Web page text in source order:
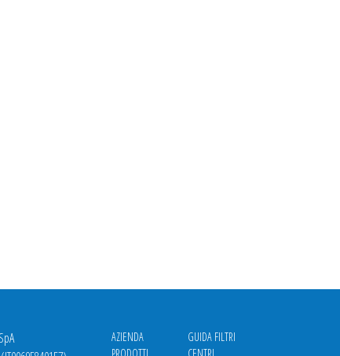
AZIENDA
GUIDA FILTRI